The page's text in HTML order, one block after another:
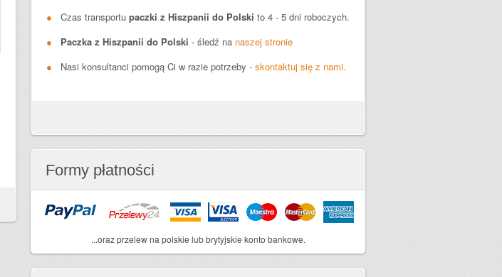
Czas transportu paczki z Hiszpanii do Polski to 4 - 5 dni roboczych.
Paczka z Hiszpanii do Polski - śledź na naszej stronie
Nasi konsultanci pomogą Ci w razie potrzeby - skontaktuj się z nami.
Formy płatności
...oraz przelew na polskie lub brytyjskie konto bankowe.